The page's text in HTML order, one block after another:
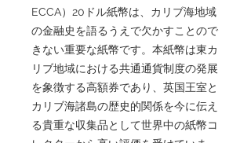
ECCA）20ドル紙幣は、カリブ海地域
の金融史を語るうえで欠かすことので
きない重要な紙幣です。本紙幣は東カ
リブ地域における共通通貨制度の発展
を象徴する高額券であり、英国王室と
カリブ海諸島の歴史的関係を今に伝え
る貴重な収集品として世界中の紙幣コ